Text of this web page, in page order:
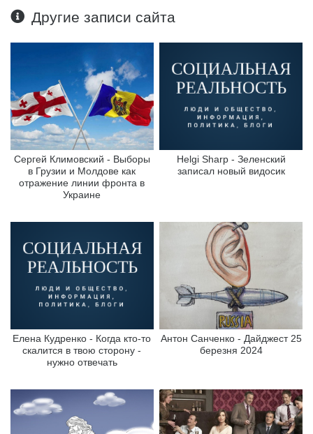
Другие записи сайта
Сергей Климовский - Выборы
в Грузии и Молдове как
отражение линии фронта в
Украине
Helgi Sharp - Зеленский
записал новый видосик
Елена Кудренко - Когда кто-то
скалится в твою сторону -
нужно отвечать
Антон Санченко - Дайджест 25
березня 2024